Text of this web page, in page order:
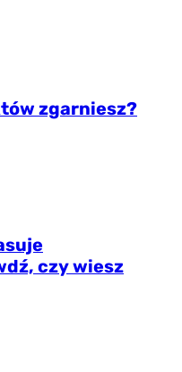
zgarniesz?
czy wiesz